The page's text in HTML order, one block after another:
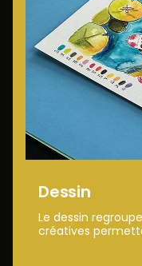
Dessin
Le dessin
créatives